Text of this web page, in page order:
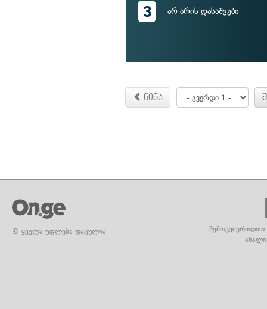
3 არ არის დასაშვები
წინა
© ყველა უფლება დაცულია
შემოგვიერთდით
ახალი